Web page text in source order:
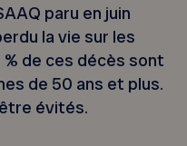
paru en juin
la vie sur les
de ces décès sont
de 50 ans et plus.
évités.